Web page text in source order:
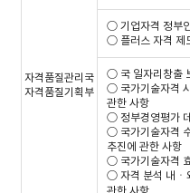
자격품질관리국
자격품질기획부
○ 기업자격 정부
○ 플러스 자격 제
○ 국 일자리창출
○ 국가기술자격
관한 사항
○ 정부경영평가
○ 국가기술자격
추진에 관한 사항
○ 국가기술자격
○ 자격 분석 내ㆍ